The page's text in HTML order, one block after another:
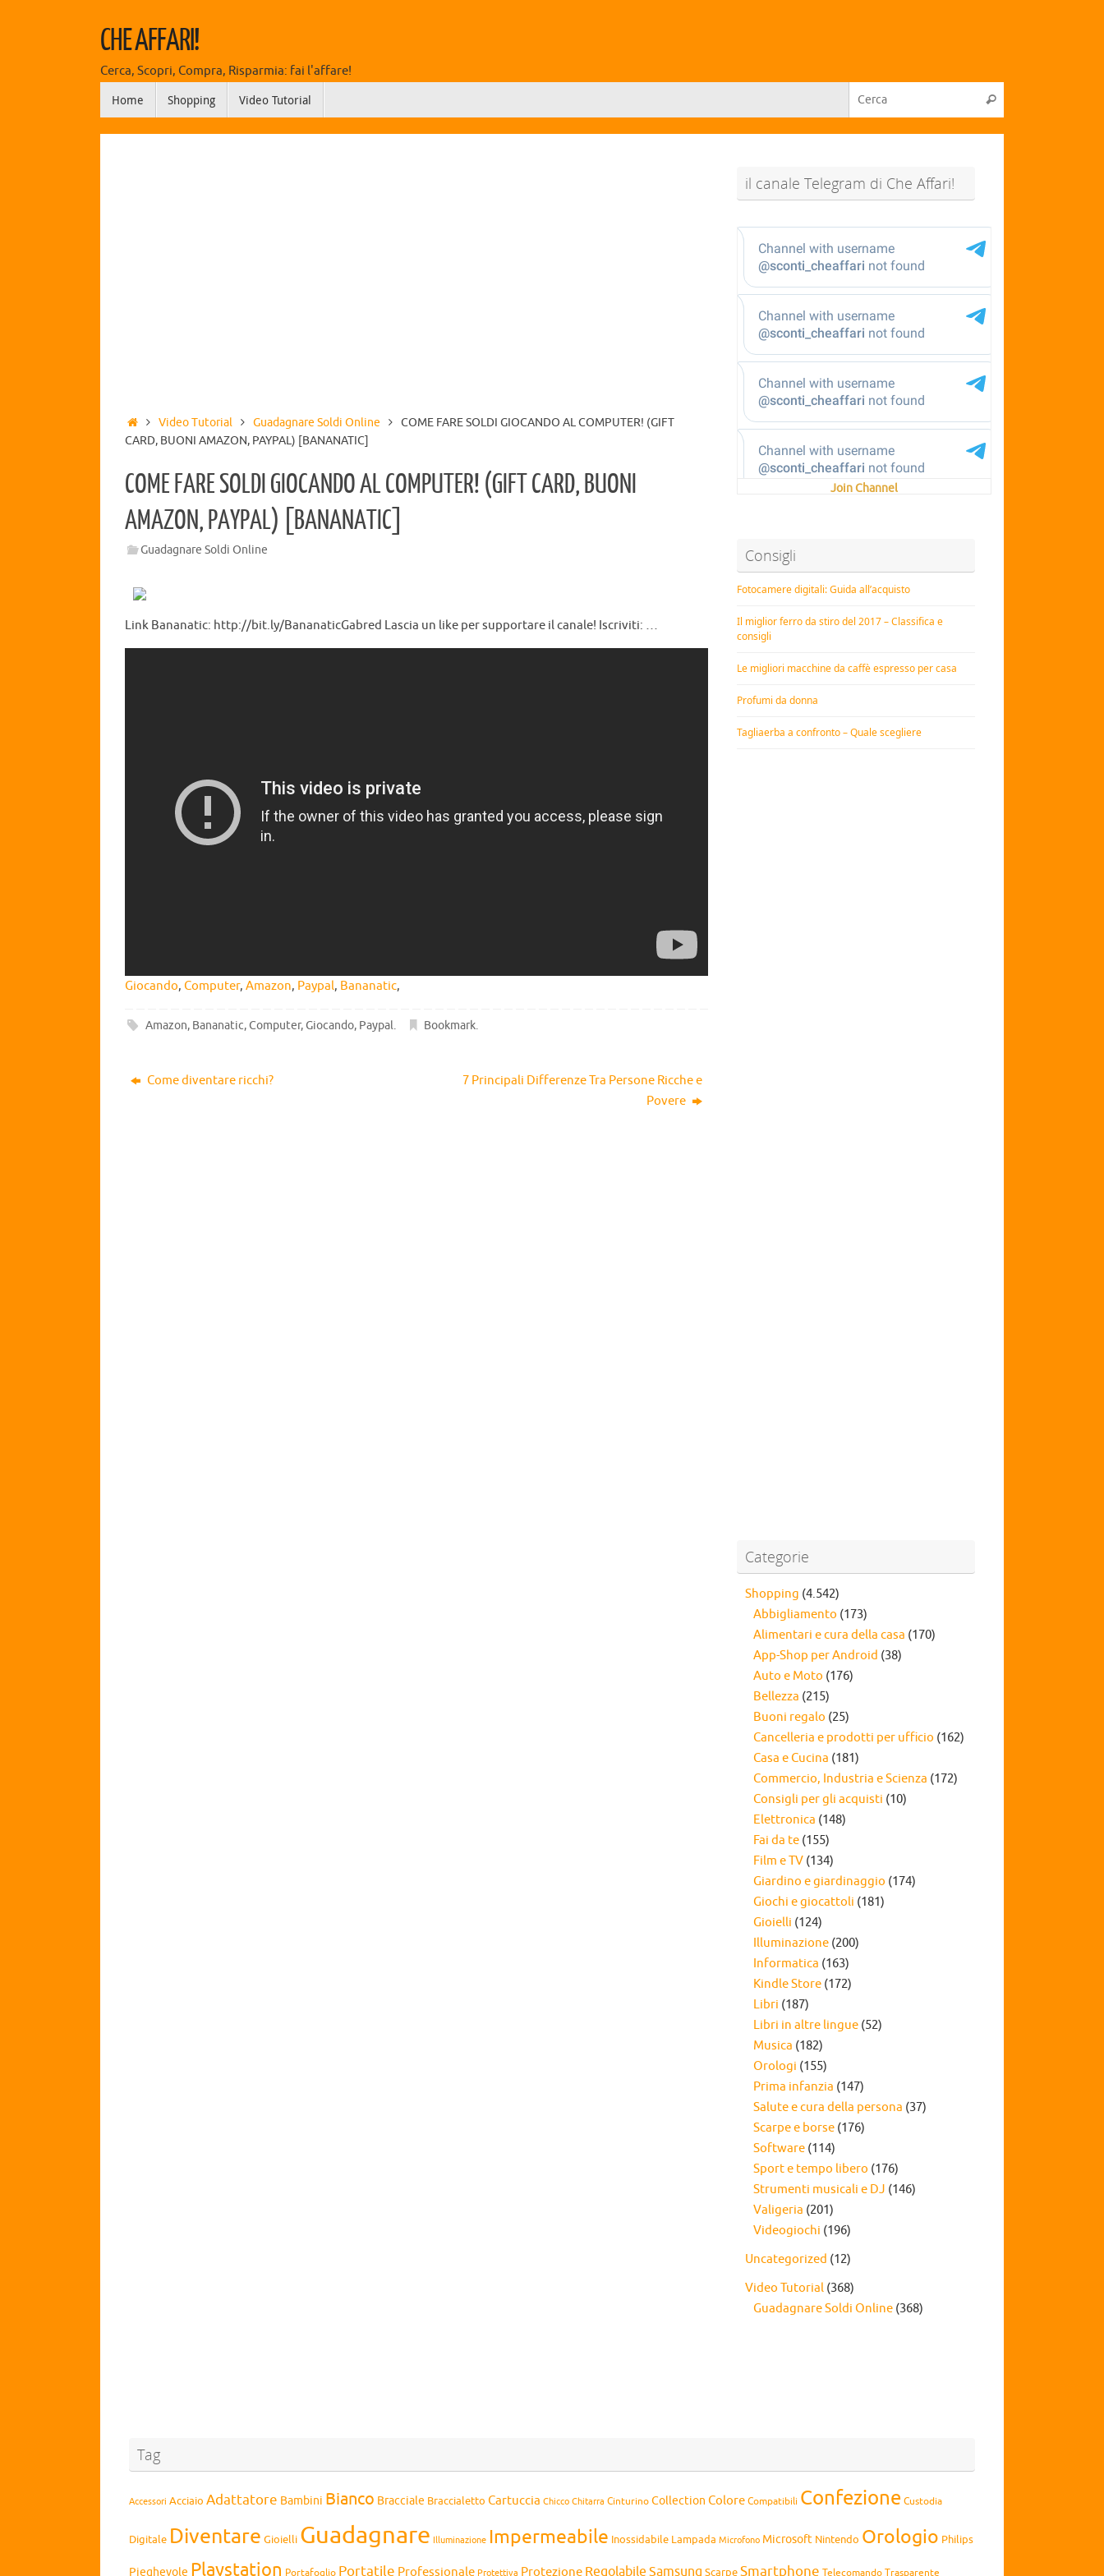
CHE AFFARI!
Cerca, Scopri, Compra, Risparmia: fai l'affare!
Home
Shopping Video Tutorial
Video Tutorial Guadagnare Soldi Online
COME FARE SOLDI GIOCANDO AL COMPUTER! (GIFT
CARD, BUONI AMAZON, PAYPAL) [BANANATIC]
COME FARE SOLDI GIOCANDO AL COMPUTER! (GIFT CARD, BUONI
AMAZON, PAYPAL) [BANANATIC]
Guadagnare Soldi Online
Link Bananatic: http://bit.ly/BananaticGabred Lascia un like per supportare il canale! Iscriviti: …
Giocando, Computer, Amazon, Paypal, Bananatic,
Amazon, Bananatic,Computer,Giocando, Paypal. Bookmark.
Come diventare ricchi?
7 Principali Differenze Tra Persone Ricche e
Povere
il canale Telegram di Che Affari!
Join Channel
Consigli
Fotocamere digitali: Guida all’acquisto
Il miglior ferro da stiro del 2017 – Classifica e
consigli
Le migliori macchine da caffè espresso per casa
Profumi da donna
Tagliaerba a confronto – Quale scegliere
Categorie
Shopping (4.542)
Abbigliamento (173)
Alimentari e cura della casa (170)
App-Shop per Android (38)
Auto e Moto (176)
Bellezza (215)
Buoni regalo (25)
Cancelleria e prodotti per ufficio (162)
Casa e Cucina (181)
Commercio, Industria e Scienza (172)
Consigli per gli acquisti (10)
Elettronica (148)
Fai da te (155)
Film e TV (134)
Giardino e giardinaggio (174)
Giochi e giocattoli (181)
Gioielli (124)
Illuminazione (200)
Informatica (163)
Kindle Store (172)
Libri (187)
Libri in altre lingue (52)
Musica (182)
Orologi (155)
Prima infanzia (147)
Salute e cura della persona (37)
Scarpe e borse (176)
Software (114)
Sport e tempo libero (176)
Strumenti musicali e DJ (146)
Valigeria (201)
Videogiochi (196)
Uncategorized (12)
Video Tutorial (368)
Guadagnare Soldi Online (368)
Tag
Accessori Acciaio Adattatore Bambini Bianco Bracciale Braccialetto Cartuccia Chicco Chitarra Cinturino Collection ColoreCompatibili Confezione Custodia
Digitale Diventare Gioielli Guadagnare Illuminazione Impermeabile Inossidabile Lampada Microfono Microsoft Nintendo Orologio Philips
Pieghevole Playstation Portafoglio Portatile Professionale Protettiva Protezione Regolabile Samsung ScarpeSmartphone Telecomando Trasparente